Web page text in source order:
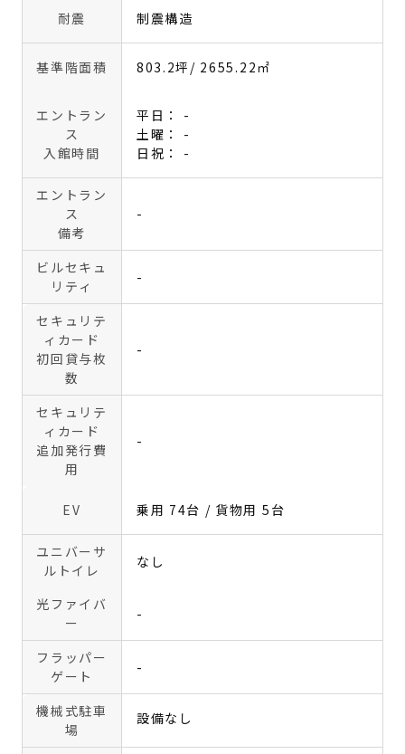
耐震 制震構造
基準階面積 803.2坪 / 2655.22㎡
エントラン
ス
入館時間
平日： -
土曜： -
日祝： -
エントラン
ス
備考
-
ビルセキュ
リティ
-
セキュリテ
ィカード
初回貸与枚
数
-
セキュリテ
ィカード
追加発行費
用
-
EV 乗用 74台 / 貨物用 5台
ユニバーサ
ルトイレ
なし
光ファイバ
ー
-
フラッパー
ゲート
-
機械式駐車
場
設備なし